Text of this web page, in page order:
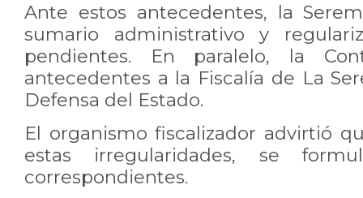
Ante estos antecedentes, la
sumario administrativo y
pendientes. En paralelo, la
antecedentes a la Fiscalía de La
Defensa del Estado.
El organismo fiscalizador advirtió
estas irregularidades, se
correspondientes.